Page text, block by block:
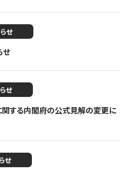
せ
せ
せ
する内閣府の公式見解の変更に
せ